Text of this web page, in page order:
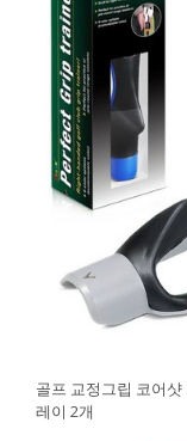
골프 교정그립 코어
레이 2개